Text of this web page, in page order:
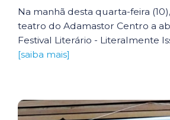
Na manhã desta quarta-feira
teatro do Adamastor Centro a
Festival Literário - Literalmente
[saiba mais]